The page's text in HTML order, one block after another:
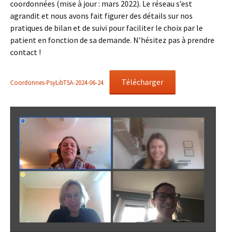
coordonnées (mise à jour : mars 2022). Le réseau s’est
agrandit et nous avons fait figurer des détails sur nos
pratiques de bilan et de suivi pour faciliter le choix par le
patient en fonction de sa demande. N’hésitez pas à prendre
contact !
Coordonnes-PsyLibTSA-2024-06-24 Télécharger